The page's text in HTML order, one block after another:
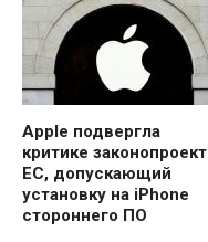
Apple подвергла
критике законопроект
ЕС, допускающий
установку на iPhone
стороннего ПО